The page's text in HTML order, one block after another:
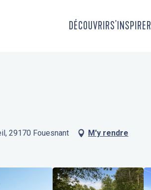
DÉCOUVRIRS'INSPIRER
29170 Fouesnant M'y rendre